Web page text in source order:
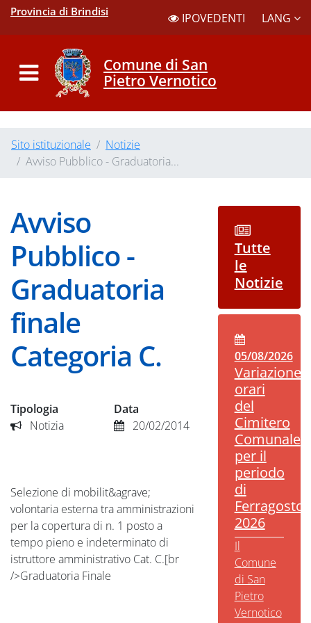
Provincia di Brindisi IPOVEDENTI LANG
Comune di San
Pietro Vernotico
Sito istituzionale
Notizie
Avviso Pubblico - Graduatoria...
Avviso
Pubblico -
Graduatoria
finale
Categoria C.
Tipologia
Notizia
Data
20/02/2014
Selezione di mobilit&agrave;
volontaria esterna tra amministrazioni
per la copertura di n. 1 posto a
tempo pieno e indeterminato di
istruttore amministrativo Cat. C.[br
/>Graduatoria Finale
Tutte
le
Notizie
05/08/2026
Variazione
orari
del
Cimitero
Comunale
per il
periodo
di
Ferragosto
2026
Il
Comune
di San
Pietro
Vernotico